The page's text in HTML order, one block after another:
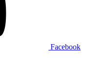
Facebook